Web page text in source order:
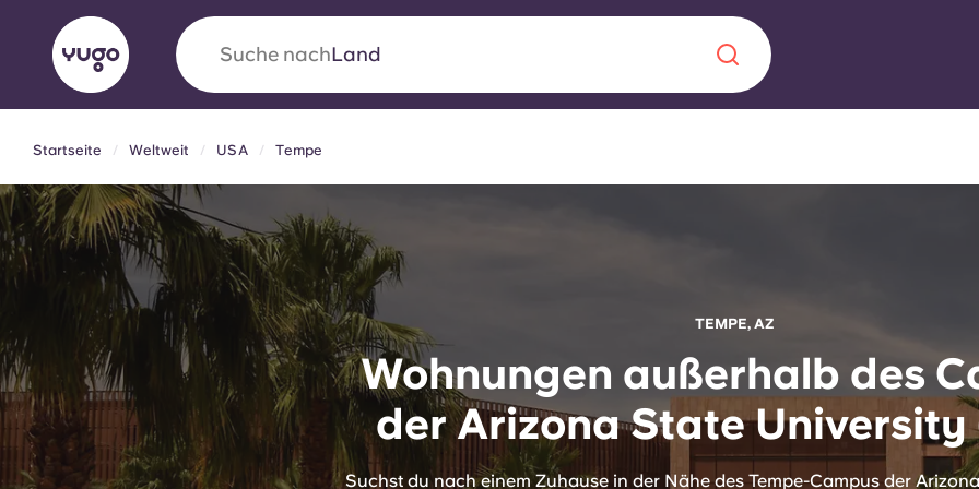
Suche nachUniversität
Über unsStandorteMehr
Yugo VCARB: Eine neue Ära in Sachen
Studentenwohnheime
Die wegweisende Partnerschaft Yugomit VCARB sorgt für
Innovation, Ehrgeiz und unvergessliche Momente für die
Studenten.
Häufig
Blog
English (GB)
Portuguese
Startseite Weltweit USA Tempe
TEMPE, AZ
Wohnungen außerhalb des
der Arizona State University
Suchst du nach einem Zuhause in der Nähe des Tempe-Campus der